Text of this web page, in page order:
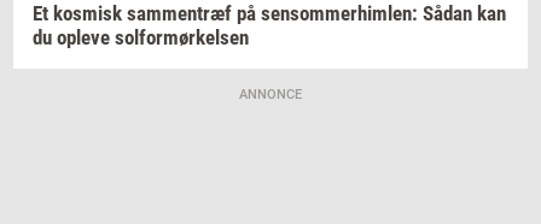
Et kos­misk sam­men­træf på sen­som­mer­him­len: Sådan kan
du op­le­ve sol­for­mør­kel­sen
ANNONCE